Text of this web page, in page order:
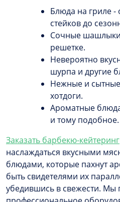
Блюда на гриле
стейков до
Сочные
решетке.
Невероятно
шурпа и другие
Нежные и
хотдоги.
Ароматные блюда
и тому подобное.
Заказать барбекю-кейтеринг
наслаждаться вкусными
блюдами, которые пахнут
быть свидетелями их
убедившись в свежести. Мы